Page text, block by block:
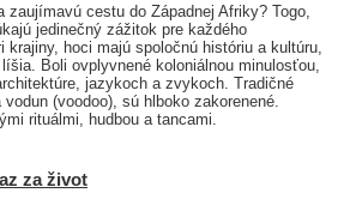
zaujímavú cestu do Západnej Afriky? Togo,
jedinečný zážitok pre každého
hoci majú spoločnú históriu a kultúru,
Boli ovplyvnené koloniálnou minulosťou,
jazykoch a zvykoch. Tradičné
(voodoo), sú hlboko zakorenené.
rituálmi, hudbou a tancami.
za život